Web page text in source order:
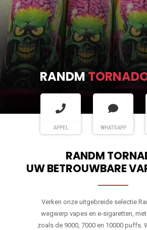
RANDM
APPEL WHATSAPP
RANDM
UW BETROUWBARE
Verken onze uitgebreide selectie
wegwerp vapes en e-sigaretten,
zoals de 9000, 7000 en 10000 puffs.